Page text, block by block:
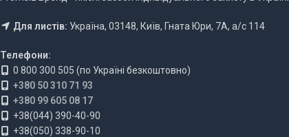
Для листів: Україна, 03148, Київ, Гната Юри, 7А, а/с 114
Телефони:
0 800 300 505 (по Україні безкоштовно)
+380 50 310 71 93
+380 99 605 08 17
+38(044) 390-40-90
+38(050) 338-90-10